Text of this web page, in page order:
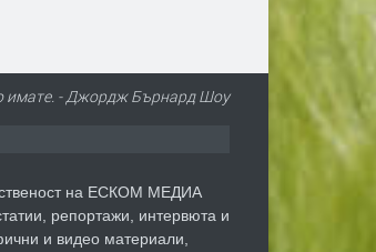
имате. - Джордж Бърнард Шоу
на ЕСКОМ МЕДИА
репортажи, интервюта и
и видео материали,